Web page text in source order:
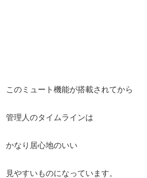
このミュート機能が搭載されてから
管理人のタイムラインは
かなり居心地のいい
見やすいものになっています。